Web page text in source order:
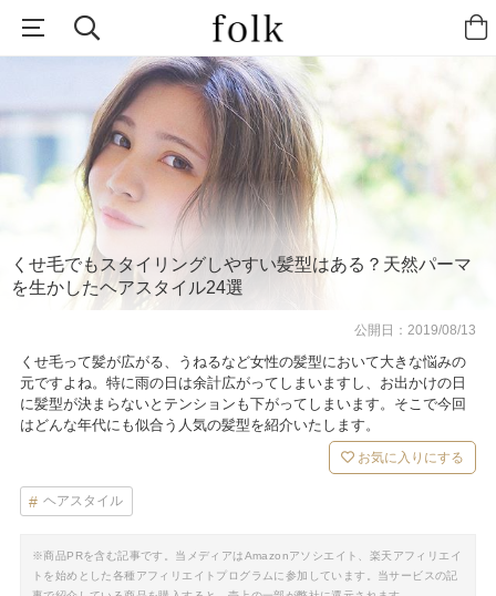
くせ毛でもスタイリングしやすい髪型はある？天然パーマ
を生かしたヘアスタイル24選
公開日：2019/08/13
くせ毛って髪が広がる、うねるなど女性の髪型において大きな悩みの
元ですよね。特に雨の日は余計広がってしまいますし、お出かけの日
に髪型が決まらないとテンションも下がってしまいます。そこで今回
はどんな年代にも似合う人気の髪型を紹介いたします。
お気に入りにする
ヘアスタイル
※商品PRを含む記事です。当メディアはAmazonアソシエイト、楽天アフィリエイ
トを始めとした各種アフィリエイトプログラムに参加しています。当サービスの記